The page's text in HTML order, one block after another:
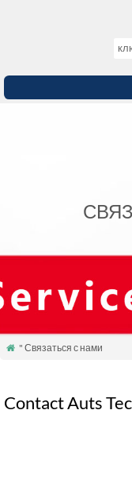
 " Связаться с нами
Contact Auts